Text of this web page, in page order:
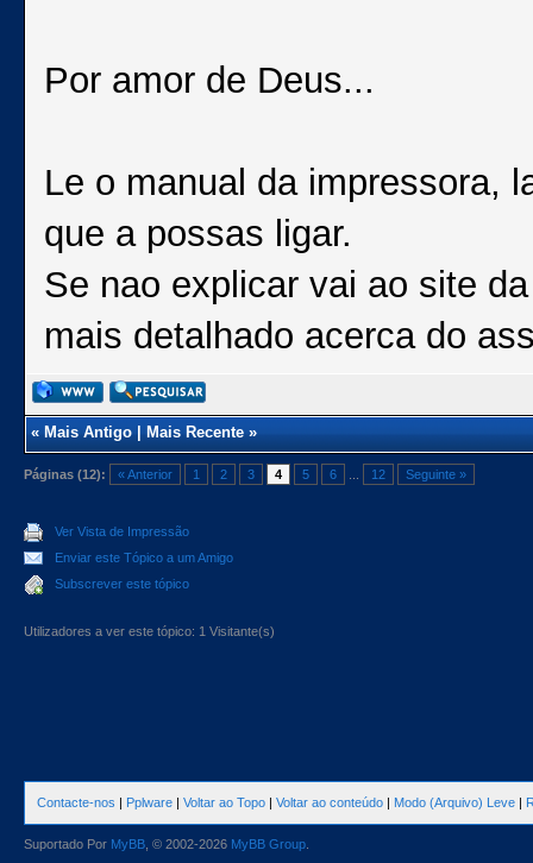
Por amor de Deus...
Le o manual da impressora,
que a possas ligar.
Se nao explicar vai ao site
mais detalhado acerca do
«Mais Antigo|Mais Recente»
Páginas (12): « Anterior 1 2 3 4 5 6 12 Seguinte »
Ver Vista de Impressão
Enviar este Tópico a um Amigo
Subscrever este tópico
Utilizadores a ver este tópico: 1 Visitante(s)
Contacte-nos | Pplware | Voltar ao Topo | Voltar ao conteúdo | Modo (Arquivo) Leve |
Suportado Por MyBB , © 2002-2026 MyBB Group